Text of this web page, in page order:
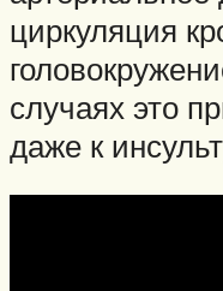
циркуляция
случаях это
даже к